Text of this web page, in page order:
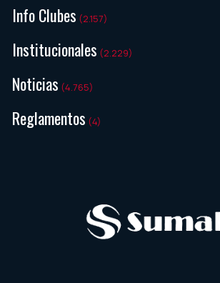
Info Clubes (2.157)
Institucionales (2.229)
Noticias (4.765)
Reglamentos (4)